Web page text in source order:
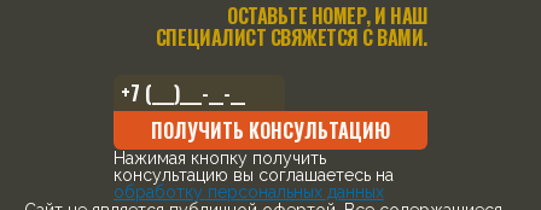
ОСТАВЬТЕ НОМЕР, И НАШ
СПЕЦИАЛИСТ СВЯЖЕТСЯ С ВАМИ.
ПОЛУЧИТЬ КОНСУЛЬТАЦИЮ
Нажимая кнопку получить
консультацию вы соглашаетесь на
обработку персональных данных